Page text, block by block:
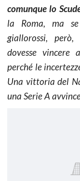
comunque lo
la Roma, ma
giallorossi,
dovesse vincere
perché le
Una vittoria del
una Serie A